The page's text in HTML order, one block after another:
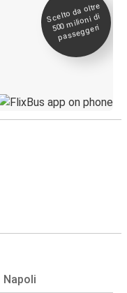
Scelto da oltre
500
milioni di
passeggeri
Napoli